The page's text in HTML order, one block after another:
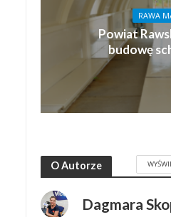
RAWA
Powiat
budowę
O Autorze
Dagmara